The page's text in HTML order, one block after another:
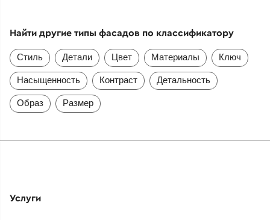
Найти другие типы фасадов по классификатору
Стиль Детали Цвет Материалы Ключ
Насыщенность Контраст Детальность
Образ Размер
Услуги